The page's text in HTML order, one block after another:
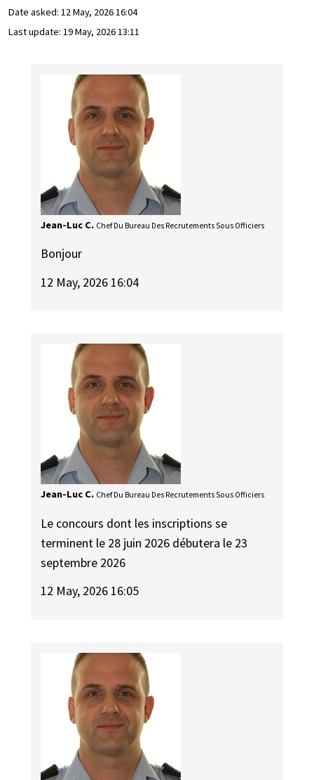
Date asked: 12 May, 2026 16:04
Last update: 19 May, 2026 13:11
Jean-Luc C. Chef Du Bureau Des Recrutements Sous Officiers
Bonjour
12 May, 2026 16:04
Jean-Luc C. Chef Du Bureau Des Recrutements Sous Officiers
Le concours dont les inscriptions se
terminent le 28 juin 2026 débutera le 23
septembre 2026
12 May, 2026 16:05